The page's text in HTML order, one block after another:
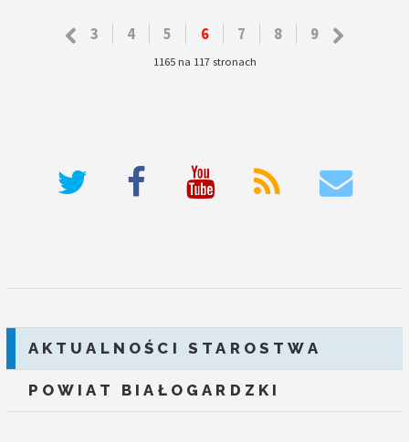
3 4 5 6 7 8 9
1165 na 117 stronach
AKTUALNOŚCI STAROSTWA
POWIAT BIAŁOGARDZKI